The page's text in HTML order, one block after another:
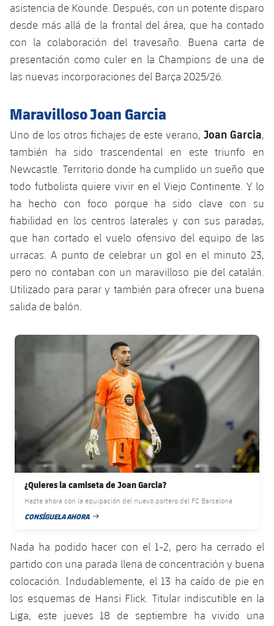
Clasificaciones
Resultados
Clasificaciones
Hockey Hierba Femenino
Plantilla
Agenda
Rugby
plusicon
más
Actualidad
Calendario
Resultados
Clasificaciones
Fotos
Voleibol
plusicon
más
Voleibol masculino
Voleibol femenino
Carnet de las Secciones Amateurs
PLUSICON
MÁS
League of Legends
VALORANT Rising
VALORANT Game Changers
eFootball
asistencia de Kounde. Después, con un potente disparo
desde más allá de la frontal del área, que ha contado
con la colaboración del travesaño. Buena carta de
presentación como culer en la Champions de una de
las nuevas incorporaciones del Barça 2025/26.
Maravilloso Joan Garcia
Uno de los otros fichajes de este verano, Joan Garcia,
también ha sido trascendental en este triunfo en
Newcastle. Territorio donde ha cumplido un sueño que
todo futbolista quiere vivir en el Viejo Continente. Y lo
ha hecho con foco porque ha sido clave con su
fiabilidad en los centros laterales y con sus paradas,
que han cortado el vuelo ofensivo del equipo de las
urracas. A punto de celebrar un gol en el minuto 23,
pero no contaban con un maravilloso pie del catalán.
Utilizado para parar y también para ofrecer una buena
salida de balón.
FC Barcelona club badge
¿Quieres la camiseta de Joan Garcia?
Hazte ahora con la equipación del nuevo portero del FC Barcelona
CONSÍGUELA AHORA
FECHA DE PUBLICACIÓN
Nada ha podido hacer con el 1-2, pero ha cerrado el
partido con una parada llena de concentración y buena
colocación. Indudablemente, el 13 ha caído de pie en
los esquemas de Hansi Flick. Titular indiscutible en la
Liga, este jueves 18 de septiembre ha vivido una